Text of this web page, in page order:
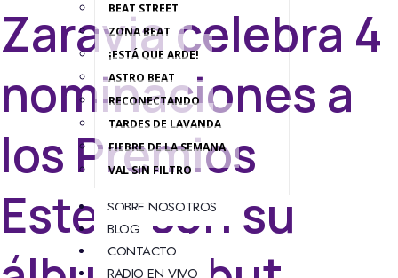
BEAT STREET
ZONA BEAT
¡ESTÁ QUE ARDE!
ASTRO BEAT
RECONECTANDO
TARDES DE LAVANDA
FIEBRE DE LA SEMANA
VAL SIN FILTRO
SOBRE NOSOTROS
BLOG
CONTACTO
RADIO EN VIVO
Zaravia celebra 4
nominaciones a
los Premios
Estela con su